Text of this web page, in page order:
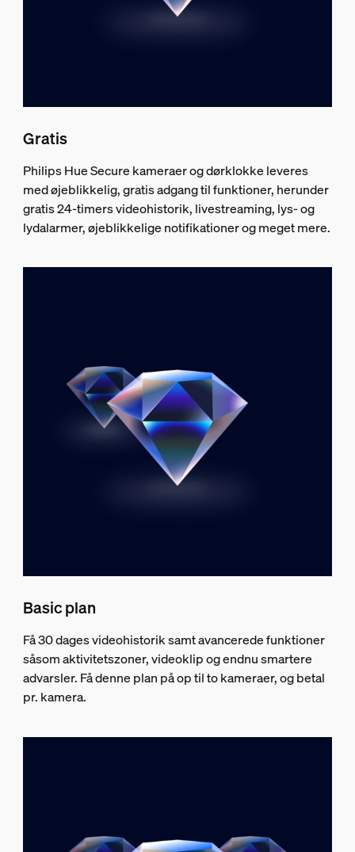
Gratis
Philips Hue Secure kameraer og dørklokke leveres
med øjeblikkelig, gratis adgang til funktioner, herunder
gratis 24-timers videohistorik, livestreaming, lys- og
lydalarmer, øjeblikkelige notifikationer og meget mere.
Basic plan
Få 30 dages videohistorik samt avancerede funktioner
såsom aktivitetszoner, videoklip og endnu smartere
advarsler. Få denne plan på op til to kameraer, og betal
pr. kamera.